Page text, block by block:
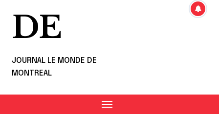
DE
JOURNAL LE MONDE DE
MONTREAL